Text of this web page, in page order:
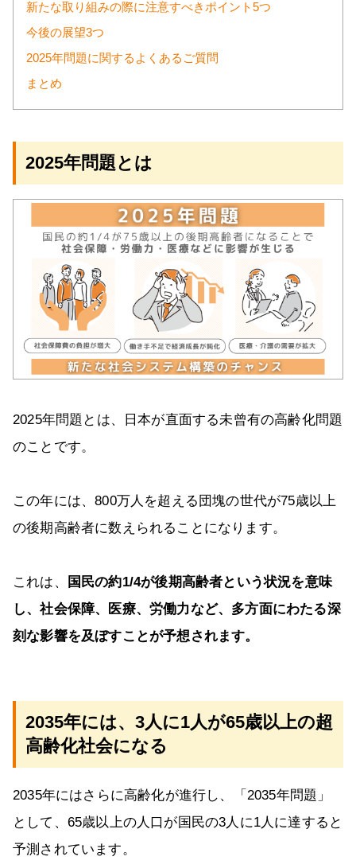
新たな取り組みの際に注意すべきポイント5つ
今後の展望3つ
2025年問題に関するよくあるご質問
まとめ
2025年問題とは
2025年問題とは、日本が直面する未曾有の高齢化問題
のことです。
この年には、800万人を超える団塊の世代が75歳以上
の後期高齢者に数えられることになります。
これは、
国民の約1/4が後期高齢者という状況を意味
し、社会保障、医療、労働力など、多方面にわたる深
刻な影響を及ぼすことが予想されます。
2035年には、3人に1人が65歳以上の超
高齢化社会になる
2035年にはさらに高齢化が進行し、「2035年問題」
として、65歳以上の人口が国民の3人に1人に達すると
予測されています。